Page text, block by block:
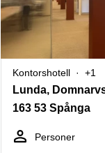
Kontorshotell +1
Lunda,
163 53 Spånga
Personer